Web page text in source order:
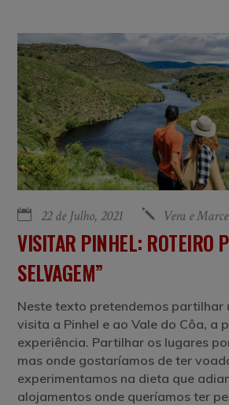
22 de Julho, 2021 Vera e
VISITAR PINHEL: ROTEIRO
SELVAGEM”
Neste texto pretendemos partilhar
visita a Pinhel e ao Vale do Côa, a
experiência. Partilhar os lugares
mas onde gostaríamos de ter
experimentamos na dieta que
alojamentos onde queríamos ter